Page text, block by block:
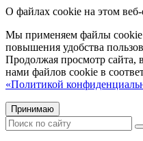
О файлах cookie на этом веб-
Мы применяем файлы cookie
повышения удобства
Продолжая просмотр сайта,
нами файлов cookie в
«Политикой
Принимаю